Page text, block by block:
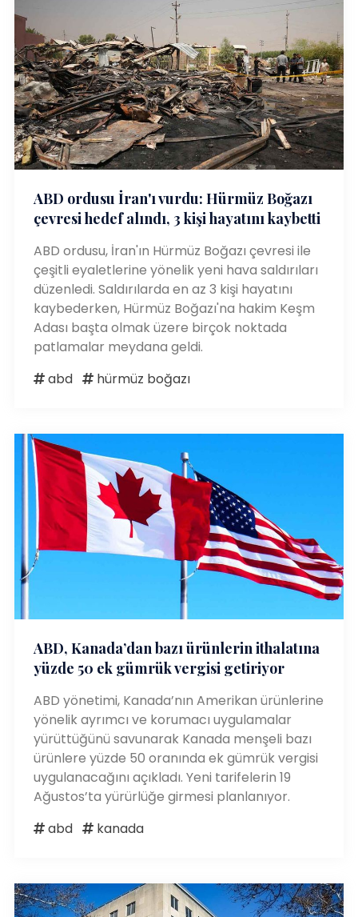
ABD ordusu İran'ı vurdu: Hürmüz Boğazı
çevresi hedef alındı, 3 kişi hayatını kaybetti
ABD ordusu, İran'ın Hürmüz Boğazı çevresi ile
çeşitli eyaletlerine yönelik yeni hava saldırıları
düzenledi. Saldırılarda en az 3 kişi hayatını
kaybederken, Hürmüz Boğazı'na hakim Keşm
Adası başta olmak üzere birçok noktada
patlamalar meydana geldi.
abd
hürmüz boğazı
ABD, Kanada’dan bazı ürünlerin ithalatına
yüzde 50 ek gümrük vergisi getiriyor
ABD yönetimi, Kanada’nın Amerikan ürünlerine
yönelik ayrımcı ve korumacı uygulamalar
yürüttüğünü savunarak Kanada menşeli bazı
ürünlere yüzde 50 oranında ek gümrük vergisi
uygulanacağını açıkladı. Yeni tarifelerin 19
Ağustos’ta yürürlüğe girmesi planlanıyor.
abd
kanada